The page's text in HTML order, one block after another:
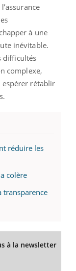
à une
inévitable.
difficultés
complexe,
espérer rétablir
réduire les
colère
transparence
à la newsletter